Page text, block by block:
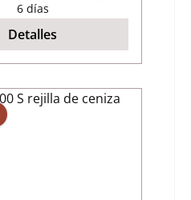
6 días
Detalles